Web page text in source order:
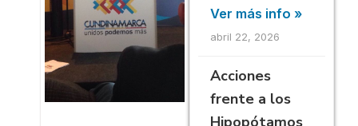
Ver más info »
abril 22, 2026
Acciones
frente a los
Hipopótamos